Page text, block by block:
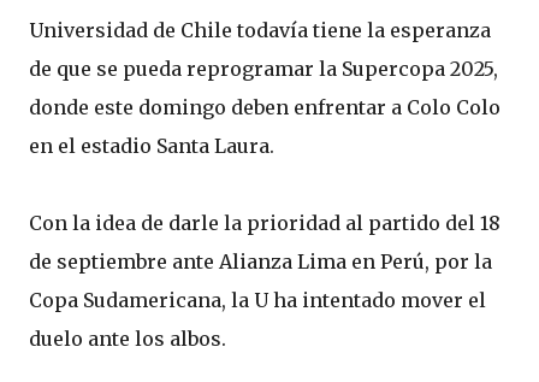
Universidad de Chile todavía tiene la esperanza
de que se pueda reprogramar la Supercopa 2025,
donde este domingo deben enfrentar a Colo Colo
en el estadio Santa Laura.
Con la idea de darle la prioridad al partido del 18
de septiembre ante Alianza Lima en Perú, por la
Copa Sudamericana, la U ha intentado mover el
duelo ante los albos.